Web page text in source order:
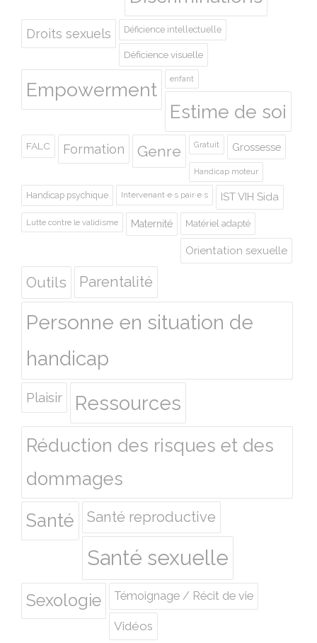
Droits sexuels Déficience intellectuelle
Déficience visuelle
Empowerment enfant
Estime de soi
FALC Formation Genre Gratuit Grossesse
Handicap moteur
Handicap psychique Intervenant·e·s pair·e·s IST VIH Sida
Lutte contre le validisme Maternité Matériel adapté
Orientation sexuelle
Outils Parentalité
Personne en situation de
handicap
Plaisir Ressources
Réduction des risques et des
dommages
Santé
Santé reproductive
Santé sexuelle
Sexologie Témoignage / Récit de vie
Vidéos